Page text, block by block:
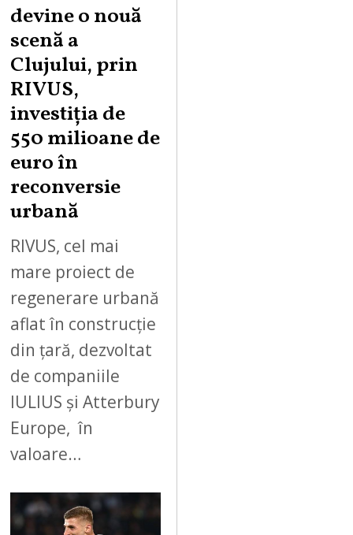
devine o nouă
scenă a
Clujului, prin
RIVUS,
investiția de
550 milioane de
euro în
reconversie
urbană
RIVUS, cel mai
mare proiect de
regenerare urbană
aflat în construcție
din țară, dezvoltat
de companiile
IULIUS și Atterbury
Europe, în
valoare…